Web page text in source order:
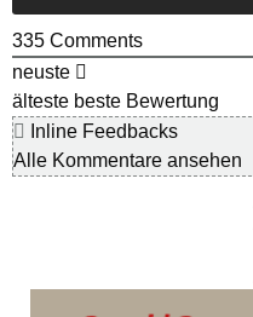
335 Comments
neuste
älteste beste Bewertung
Inline Feedbacks
Alle Kommentare ansehen